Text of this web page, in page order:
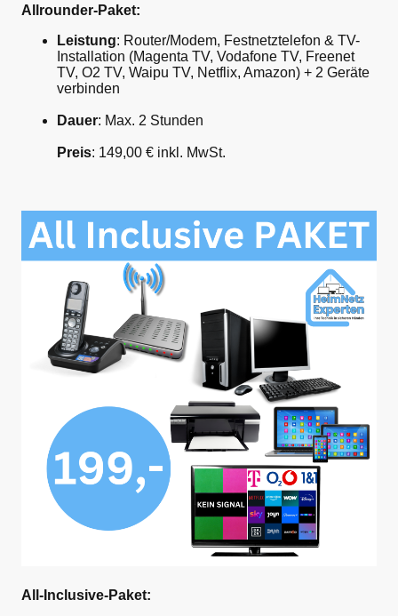
Allrounder-Paket:
Leistung: Router/Modem, Festnetztelefon & TV-
Installation (Magenta TV, Vodafone TV, Freenet
TV, O2 TV, Waipu TV, Netflix, Amazon) + 2 Geräte
verbinden
Dauer: Max. 2 Stunden
Preis: 149,00 € inkl. MwSt.
All-Inclusive-Paket: